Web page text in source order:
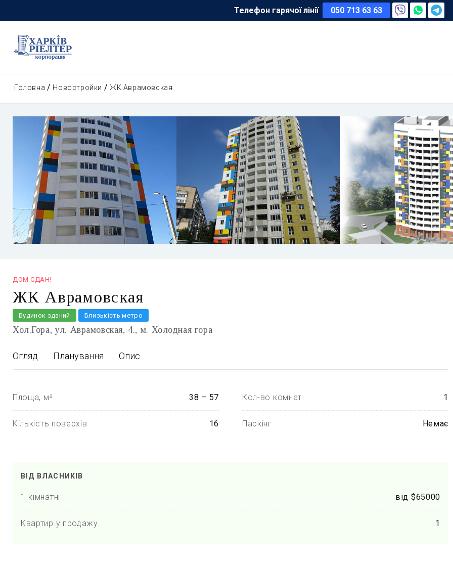
Телефон гарячої лінії 050 713 63 63
Головна Новостройки ЖК Аврамовская
ДОМ СДАН!
ЖК Аврамовская
Будинок зданий Близькість метро
Хол.Гора ул. Аврамовская, 4. м. Холодная гора
Огляд Планування Опис
Площа, м² 38 – 57
Кількість поверхів 16
Кол-во комнат 1
Паркінг Немає
ВІД ВЛАСНИКІВ
1-кімнатні від $65000
Квартир у продажу 1